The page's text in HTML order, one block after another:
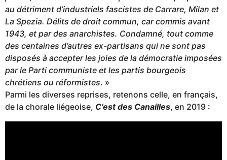
au détriment d’industriels fascistes de Carrare, Milan et
La Spezia. Délits de droit commun, car commis avant
1943, et par des anarchistes. Condamné, tout comme
des centaines d’autres ex-partisans qui ne sont pas
disposés à accepter les joies de la démocratie imposées
par le Parti communiste et les partis bourgeois
chrétiens ou réformistes. »
Parmi les diverses reprises, retenons celle, en français,
de la chorale liégeoise, C’est des Canailles, en 2019 :